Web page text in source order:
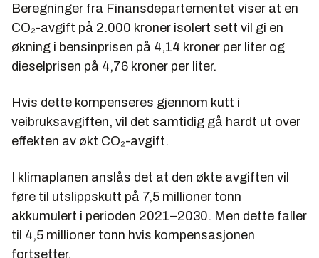
Beregninger fra Finansdepartementet viser at en
CO₂-avgift på 2.000 kroner isolert sett vil gi en
økning i bensinprisen på 4,14 kroner per liter og
dieselprisen på 4,76 kroner per liter.
Hvis dette kompenseres gjennom kutt i
veibruksavgiften, vil det samtidig gå hardt ut over
effekten av økt CO₂-avgift.
I klimaplanen anslås det at den økte avgiften vil
føre til utslippskutt på 7,5 millioner tonn
akkumulert i perioden 2021–2030. Men dette faller
til 4,5 millioner tonn hvis kompensasjonen
fortsetter.